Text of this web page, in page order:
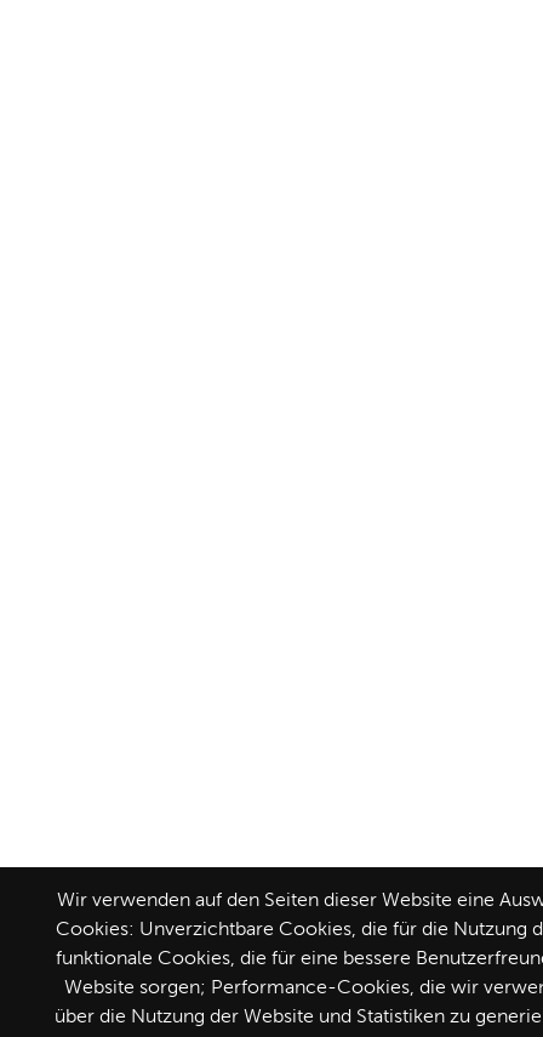
Wir verwenden auf den Seiten dieser Website eine
Cookies: Unverzichtbare Cookies, die für die Nutzung
funktionale Cookies, die für eine bessere
Website sorgen; Performance-Cookies, die wir
über die Nutzung der Website und Statistiken zu